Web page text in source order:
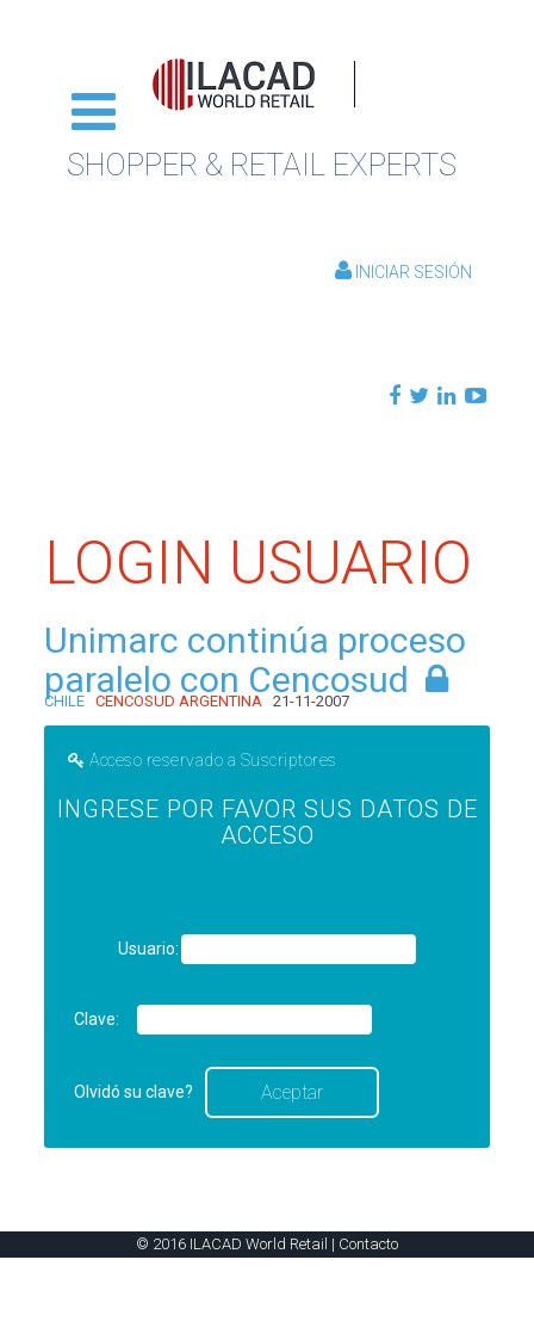
SHOPPER & RETAIL EXPERTS
INICIAR SESIÓN
LOGIN USUARIO
Unimarc continúa proceso
paralelo con Cencosud
CHILE CENCOSUD ARGENTINA 21-11-2007
Acceso reservado a Suscriptores
INGRESE POR FAVOR SUS DATOS DE
ACCESO
Usuario:
Clave:
Olvidó su clave?
© 2016 ILACAD World Retail | Contacto